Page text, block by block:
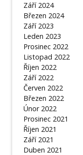
Září 2024
Březen 2024
Září 2023
Leden 2023
Prosinec 2022
Listopad 2022
Říjen 2022
Září 2022
Červen 2022
Březen 2022
Únor 2022
Prosinec 2021
Říjen 2021
Září 2021
Duben 2021